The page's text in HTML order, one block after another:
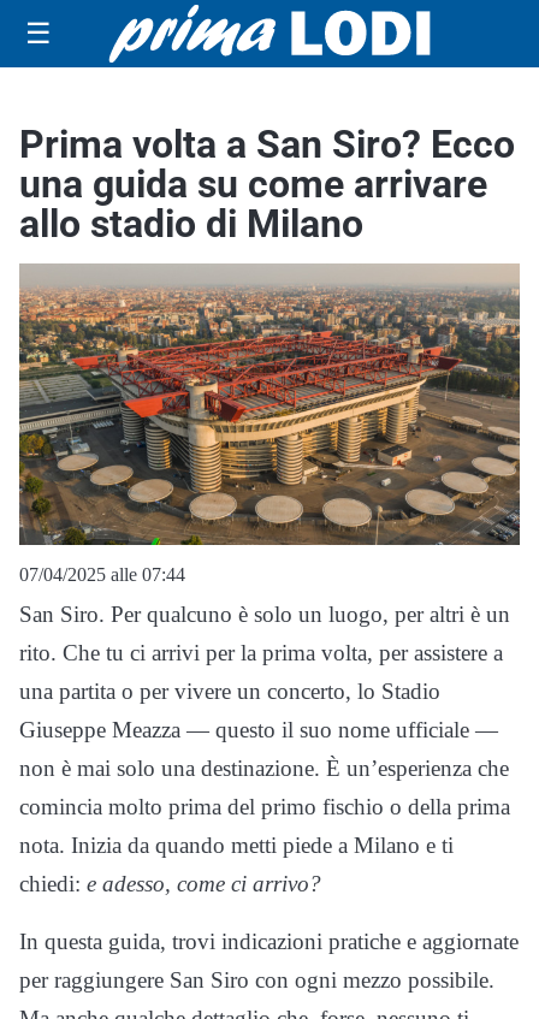
☰
Prima volta a San Siro? Ecco
una guida su come arrivare
allo stadio di Milano
07/04/2025 alle 07:44
San Siro. Per qualcuno è solo un luogo, per altri è un
rito. Che tu ci arrivi per la prima volta, per assistere a
una partita o per vivere un concerto, lo Stadio
Giuseppe Meazza — questo il suo nome ufficiale —
non è mai solo una destinazione. È un’esperienza che
comincia molto prima del primo fischio o della prima
nota. Inizia da quando metti piede a Milano e ti
chiedi: e adesso, come ci arrivo?
In questa guida, trovi indicazioni pratiche e aggiornate
per raggiungere San Siro con ogni mezzo possibile.